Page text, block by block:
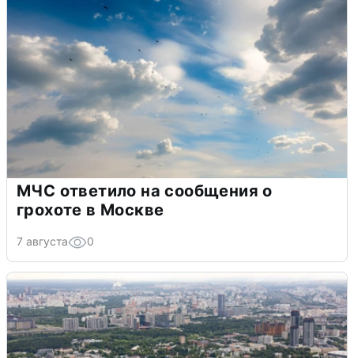
МЧС ответило на сообщения о
грохоте в Москве
7 августа 0